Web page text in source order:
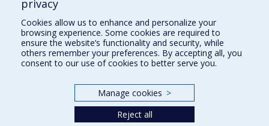
Inven_T
Consortium Santé Numérique
privacy
Cookies allow us to enhance and personalize your
browsing experience. Some cookies are required to
ensure the website’s functionality and security, while
others remember your preferences. By accepting all, you
consent to our use of cookies to better serve you.
Manage cookies >
Reject all